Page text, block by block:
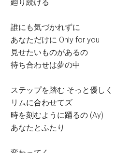
廻り続ける
誰にも気づかれずに
あなただけに Only for you
見せたいものがあるの
待ち合わせは夢の中
ステップを踏む そっと優しく
リムに合わせてズ
時を刻むように踊るの (Ay)
あなたとふたり